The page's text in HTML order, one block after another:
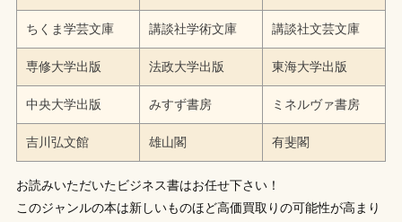
ちくま学芸文庫 講談社学術文庫 講談社文芸文庫
専修大学出版 法政大学出版 東海大学出版
中央大学出版 みすず書房 ミネルヴァ書房
吉川弘文館 雄山閣 有斐閣
お読みいただいたビジネス書はお任せ下さい！
このジャンルの本は新しいものほど高価買取りの可能性が高まり